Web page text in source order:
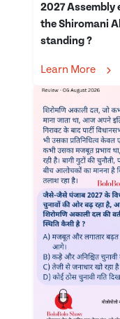
2027 Assembly
the Shiromani
standing ?
Learn More